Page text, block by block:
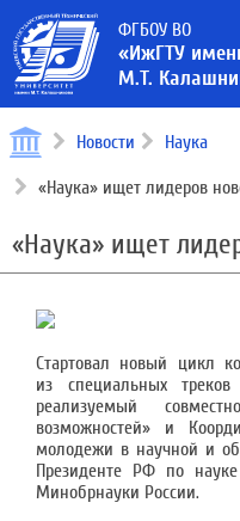
ФГБОУ ВО
«ИжГТУ
М.Т.
Новости Наука
«Наука» ищет лидеров
«Наука» ищет
Стартовал новый цикл
из специальных треков
реализуемый
возможностей» и
молодежи в научной и
Президенте РФ по
Минобрнауки России.